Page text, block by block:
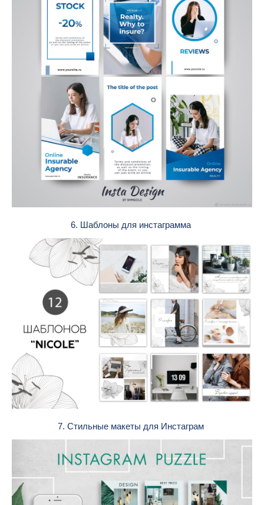
6. Шаблоны для инстаграмма
7. Стильные макеты для Инстаграм